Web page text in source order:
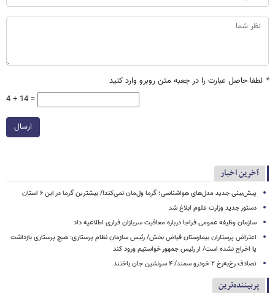
* لطفا حاصل عبارت را در جعبه متن روبرو وارد کنید
4 + 14 =
ارسال
آخرین اخبار
پیش‌بینی جدید مدل‌های هواشناسی؛ گرما ول‌مان نمی‌کند!/ بیشترین گرما در این ۶ استان
دستور جدید وزارت علوم ابلاغ شد
سازمان وظیفه عمومی فراجا درباره معافیت سربازان فراری اطلاعیه داد
اعتراض پرستاران بیمارستان فیاض بخش/ رئیس سازمان نظام پرستاری: هیچ پرستاری بازداشت
یا اخراج نشده است/ از رئیس جمهور خواستیم ورود کند
تصادف رخ‌به‌رخ ۲ خودرو سمند/ ۴ سرنشین جان باختند
پربیننده‌ترین